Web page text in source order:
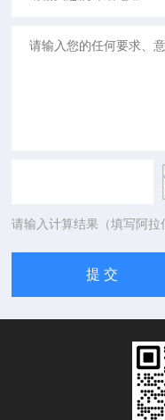
请输入计算结果（填写阿